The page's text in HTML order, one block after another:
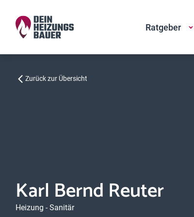
Ratgeber
Zurück zur Übersicht
Karl Bernd Reuter
Heizung - Sanitär